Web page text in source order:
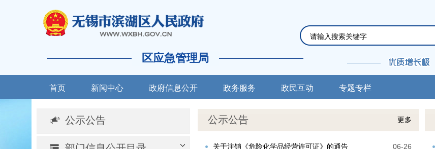
区应急管理局
首页 新闻中心 政府信息公开 政务服务 政民互动 专题专栏
公示公告 公示公告 更多
06-26
关于注销《危险化学品经营许可证》的通告